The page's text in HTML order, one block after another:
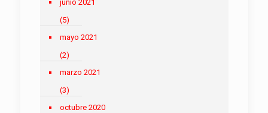
junio 2021
(5)
mayo 2021
(2)
marzo 2021
(3)
octubre 2020